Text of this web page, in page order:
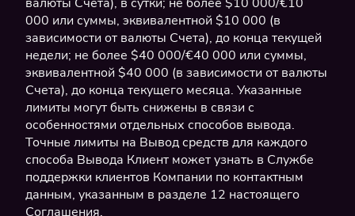
000 или суммы, эквивалентной $10 000 (в
зависимости от валюты Счета), до конца текущей
недели; не более $40 000/€40 000 или суммы,
эквивалентной $40 000 (в зависимости от валюты
Счета), до конца текущего месяца. Указанные
лимиты могут быть снижены в связи с
особенностями отдельных способов вывода.
Точные лимиты на Вывод средств для каждого
способа Вывода Клиент может узнать в Службе
поддержки клиентов Компании по контактным
данным, указанным в разделе 12 настоящего
Соглашения.